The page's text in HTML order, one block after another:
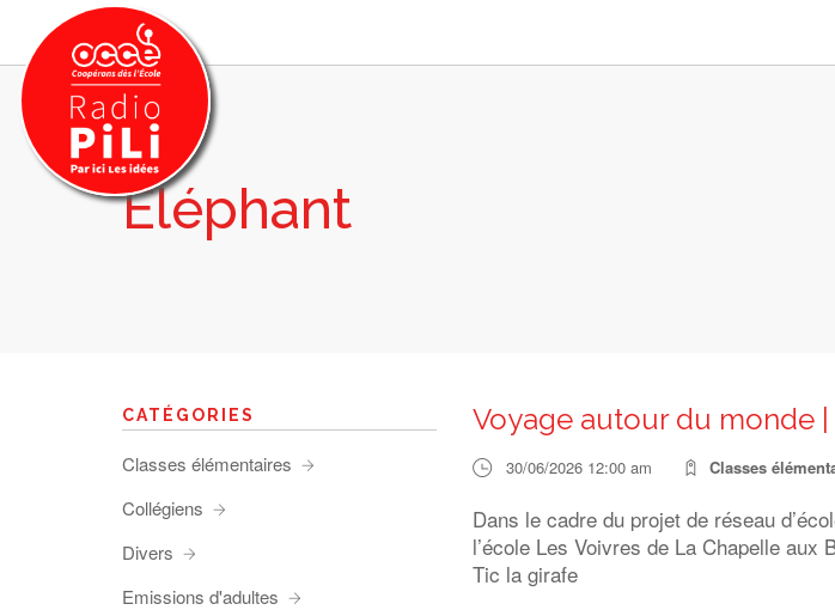
PRÉSENTATION
GRILLE DES PROGRAMMES
RECHERCHER
Eléphant
Voyage autour du monde
30/06/2026 12:00 am Classes
Dans le cadre du projet de réseau
l’école Les Voivres de La Chapelle
Tic la girafe
CATÉGORIES
Classes élémentaires
Collégiens
Divers
Emissions d'adultes